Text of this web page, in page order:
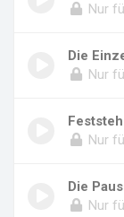
Nur
Die
Nur
Nur
Nur